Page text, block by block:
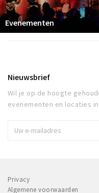
Evenementen
Nieuwsbrief
Wil je op de hoogte
evenementen en locaties
Privacy
Algemene voorwaarden